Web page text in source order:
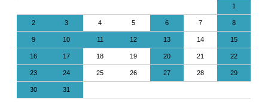
1
2 3 4 5 6 7 8
9 10 11 12 13 14 15
16 17 18 19 20 21 22
23 24 25 26 27 28 29
30 31